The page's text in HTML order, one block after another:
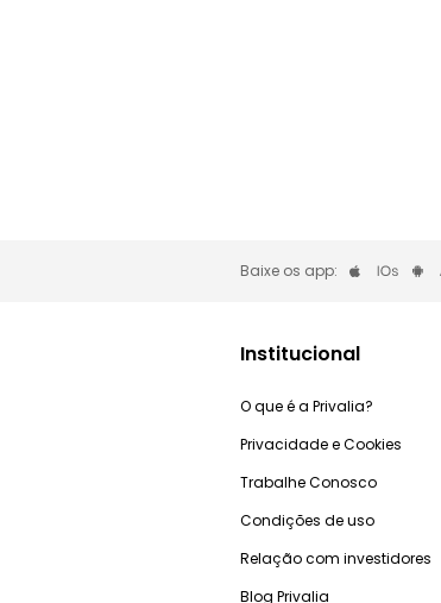
Baixe os app:
Institucional
O que é a Privalia?
Privacidade e Cookies
Trabalhe Conosco
Condições de uso
Relação com investidores
Blog Privalia